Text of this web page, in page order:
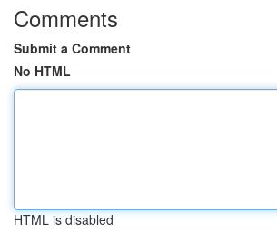
Comments
Submit a Comment
No HTML
HTML is disabled